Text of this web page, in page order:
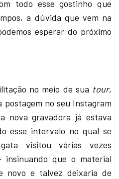
todo esse gostinho que
a dúvida que vem na
esperar do próximo
no meio de sua tour,
postagem no seu Instagram
nova gravadora já estava
esse intervalo no qual se
visitou várias vezes
que o material
novo e talvez deixaria de